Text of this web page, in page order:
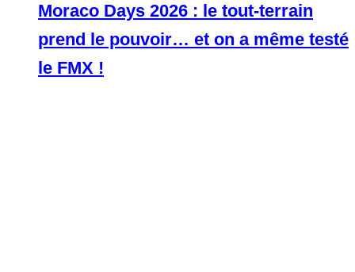
Moraco Days 2026 : le tout-terrain
prend le pouvoir… et on a même testé
le FMX !